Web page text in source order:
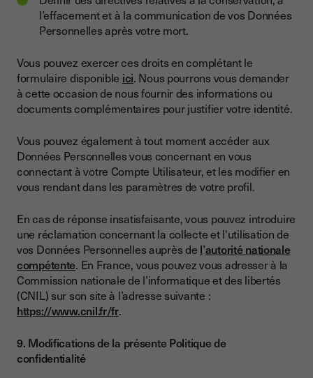
l’effacement et à la communication de vos Données
Personnelles après votre mort.
Vous pouvez exercer ces droits en complétant le
formulaire disponible ici. Nous pourrons vous demander
à cette occasion de nous fournir des informations ou
documents complémentaires pour justifier votre identité.
Vous pouvez également à tout moment accéder aux
Données Personnelles vous concernant en vous
connectant à votre Compte Utilisateur, et les modifier en
vous rendant dans les paramètres de votre profil.
En cas de réponse insatisfaisante, vous pouvez introduire
une réclamation concernant la collecte et l'utilisation de
vos Données Personnelles auprès de l’autorité nationale
compétente. En France, vous pouvez vous adresser à la
Commission nationale de l’informatique et des libertés
(CNIL) sur son site à l’adresse suivante :
https://www.cnil.fr/fr.
9. Modifications de la présente Politique de
confidentialité